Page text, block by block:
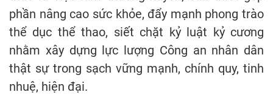
phần nâng cao sức khỏe, đẩy mạnh phong trào
thể dục thể thao, siết chặt kỷ luật kỷ cương
nhằm xây dựng lực lượng Công an nhân dân
thật sự trong sạch vững mạnh, chính quy, tinh
nhuệ, hiện đại.